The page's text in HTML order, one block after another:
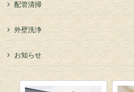
配管清掃
外壁洗浄
お知らせ